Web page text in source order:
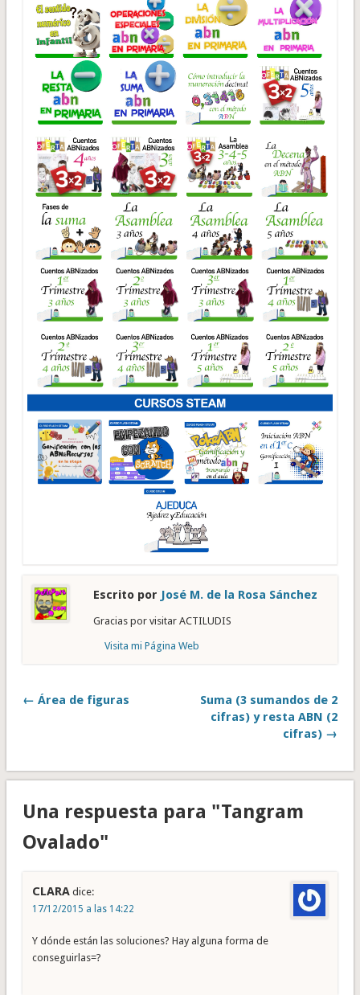
Escrito por José M. de la Rosa Sánchez
Gracias por visitar ACTILUDIS
Visita mi Página Web
← Área de figuras
Suma (3 sumandos de 2
cifras) y resta ABN (2
cifras) →
Una respuesta para "Tangram
Ovalado"
CLARA dice:
17/12/2015 a las 14:22
Y dónde están las soluciones? Hay alguna forma de
conseguirlas=?